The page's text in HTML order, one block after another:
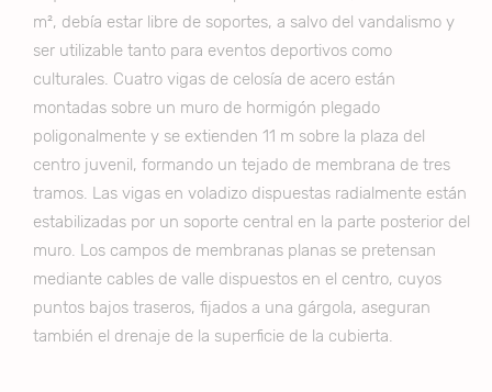
m², debía estar libre de soportes, a salvo del vandalismo y
ser utilizable tanto para eventos deportivos como
culturales. Cuatro vigas de celosía de acero están
montadas sobre un muro de hormigón plegado
poligonalmente y se extienden 11 m sobre la plaza del
centro juvenil, formando un tejado de membrana de tres
tramos. Las vigas en voladizo dispuestas radialmente están
estabilizadas por un soporte central en la parte posterior del
muro. Los campos de membranas planas se pretensan
mediante cables de valle dispuestos en el centro, cuyos
puntos bajos traseros, fijados a una gárgola, aseguran
también el drenaje de la superficie de la cubierta.